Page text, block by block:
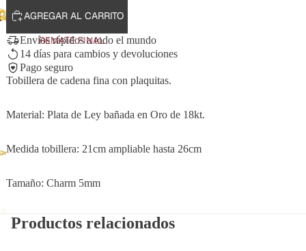
REMATE FINAL
AGREGAR AL CARRITO
Envíos rápidos a todo el mundo
14 días para cambios y devoluciones
Pago seguro
Tobillera de cadena fina con plaquitas.
Material: Plata de Ley bañada en Oro de 18kt.
Medida tobillera: 21cm ampliable hasta 26cm
Tamaño: Charm 5mm
Productos relacionados